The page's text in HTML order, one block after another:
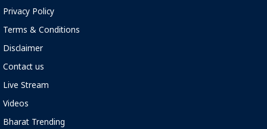
Privacy Policy
Terms & Conditions
Disclaimer
Contact us
Live Stream
Videos
Bharat Trending